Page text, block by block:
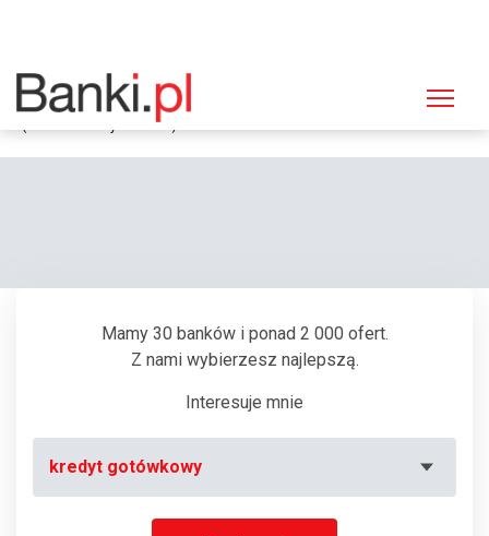
Strona główna
Bankomat Bank Polska Kasa Opieki (PEKAO SA), Zamość, Piłsudskiego 71
(Dom Handlowy "Łukasz")
Mamy 30 banków i ponad 2 000 ofert.
Z nami wybierzesz najlepszą.
Interesuje mnie
kredyt gotówkowy